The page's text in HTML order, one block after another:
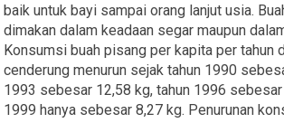
baik untuk bayi sampai orang lanjut usia.
dimakan dalam keadaan segar maupun
Konsumsi buah pisang per kapita per tahun
cenderung menurun sejak tahun 1990
1993 sebesar 12,58 kg, tahun 1996
1999 hanya sebesar 8,27 kg. Penurunan